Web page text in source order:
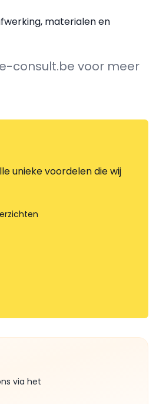
materialen en
consult.be voor meer
unieke voordelen die wij
via het